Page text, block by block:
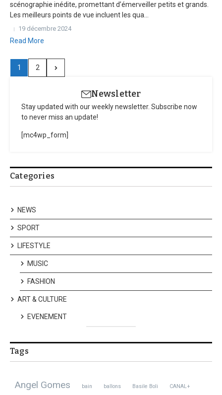
scénographie inédite, promettant d’émerveiller petits et grands.
Les meilleurs points de vue incluent les qua...
19 décembre 2024
Read More
1 2
Newsletter
Stay updated with our weekly newsletter. Subscribe now
to never miss an update!
[mc4wp_form]
Categories
NEWS
SPORT
LIFESTYLE
MUSIC
FASHION
ART & CULTURE
EVENEMENT
Tags
Angel Gomes bain ballons Basile Boli CANAL+